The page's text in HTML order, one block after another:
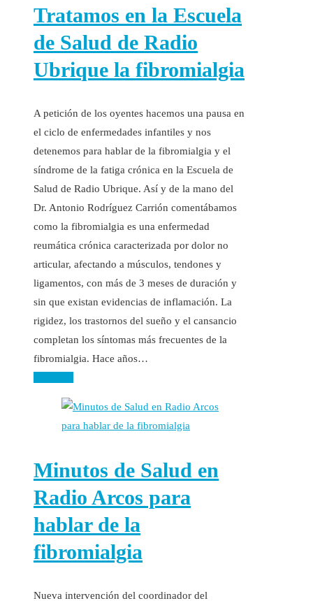
Tratamos en la Escuela
de Salud de Radio
Ubrique la fibromialgia
A petición de los oyentes hacemos una pausa en
el ciclo de enfermedades infantiles y nos
detenemos para hablar de la fibromialgia y el
síndrome de la fatiga crónica en la Escuela de
Salud de Radio Ubrique. Así y de la mano del
Dr. Antonio Rodríguez Carrión comentábamos
como la fibromialgia es una enfermedad
reumática crónica caracterizada por dolor no
articular, afectando a músculos, tendones y
ligamentos, con más de 3 meses de duración y
sin que existan evidencias de inflamación. La
rigidez, los trastornos del sueño y el cansancio
completan los síntomas más frecuentes de la
fibromialgia. Hace años…
Minutos de Salud en
Radio Arcos para
hablar de la
fibromialgia
Nueva intervención del coordinador del